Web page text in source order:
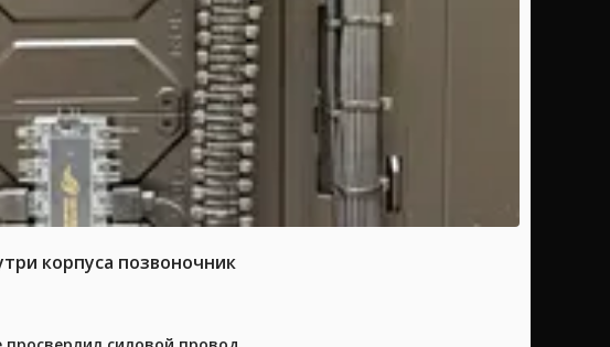
корпуса позвоночник